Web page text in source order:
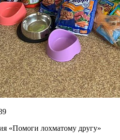
«Помоги лохматому другу»